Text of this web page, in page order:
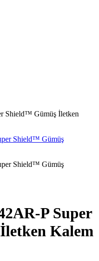
Shield™ Gümüş İletken
P Super
Kalem